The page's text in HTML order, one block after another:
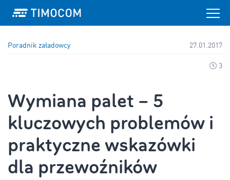
Poradnik załadowcy 27.01.2017
3
Wymiana palet – 5
kluczowych problemów i
praktyczne wskazówki
dla przewoźników